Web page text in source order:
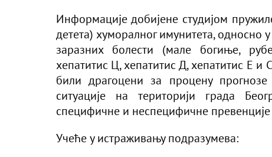
Информације добијене студијом
детета) хуморалног имунитета, односно
заразних болести (мале богиње,
хепатитис Ц, хепатитис Д, хепатитис Е и
били драгоцени за процену
ситуације на територији града
специфичне и неспецифичне превенције
Учеће у истраживању подразумева: